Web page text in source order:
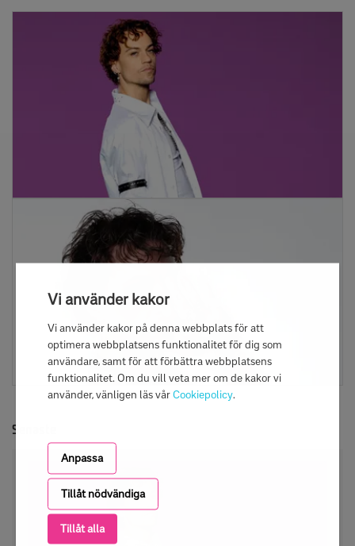
Vi använder kakor
Vi använder kakor på denna webbplats för att
optimera webbplatsens funktionalitet för dig som
användare, samt för att förbättra webbplatsens
funktionalitet. Om du vill veta mer om de kakor vi
använder, vänligen läs vårCookiepolicy.
Anpassa
Tillåt nödvändiga
Tillåt alla
Senaste